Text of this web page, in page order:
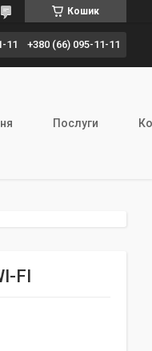
Кошик
11 +380 (66) 095-11-11
Послуги
FI